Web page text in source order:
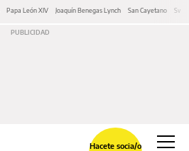
Papa León XIV Joaquín Benegas Lynch San Cayetano
Hacete socia/o